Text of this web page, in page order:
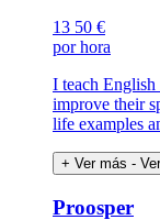
13 50 €
por hora
I teach English
improve their
life examples
+ Ver más -
Proosper